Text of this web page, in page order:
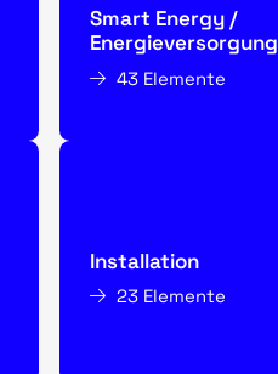
Smart Energy /
Energieversorgung
43 Elemente
Installation
23 Elemente